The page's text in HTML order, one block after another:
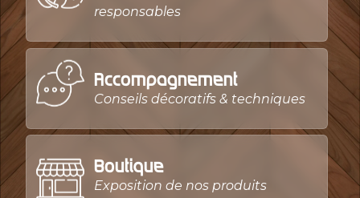
responsables
Accompagnement
Conseils décoratifs & techniques
Boutique
Exposition de nos produits